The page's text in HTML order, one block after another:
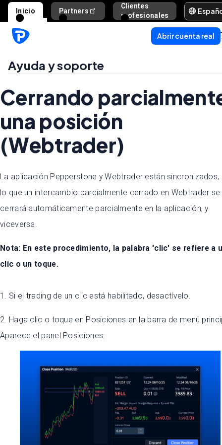
Inicio Partners
Clientes
profesionales
Ayuda y
Abrir cuenta real
Ayuda y soporte
Cerrando
una posición
(Webtrader)
La aplicación Pepperstone y Webtrader están sincronizados,
lo que un intercambio parcialmente cerrado en Webtrader se
cerrará automáticamente parcialmente en la aplicación, y
viceversa.
Nota: En este procedimiento, la palabra 'clic' se refiere a
clic o un toque.
1. Si el trading de un clic está habilitado, desactívelo.
2. Haga clic o toque en Posiciones en la barra de menú
Aparece el panel Posiciones: